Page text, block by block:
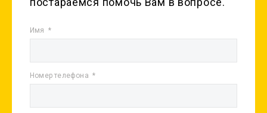
Имя
Номер телефона